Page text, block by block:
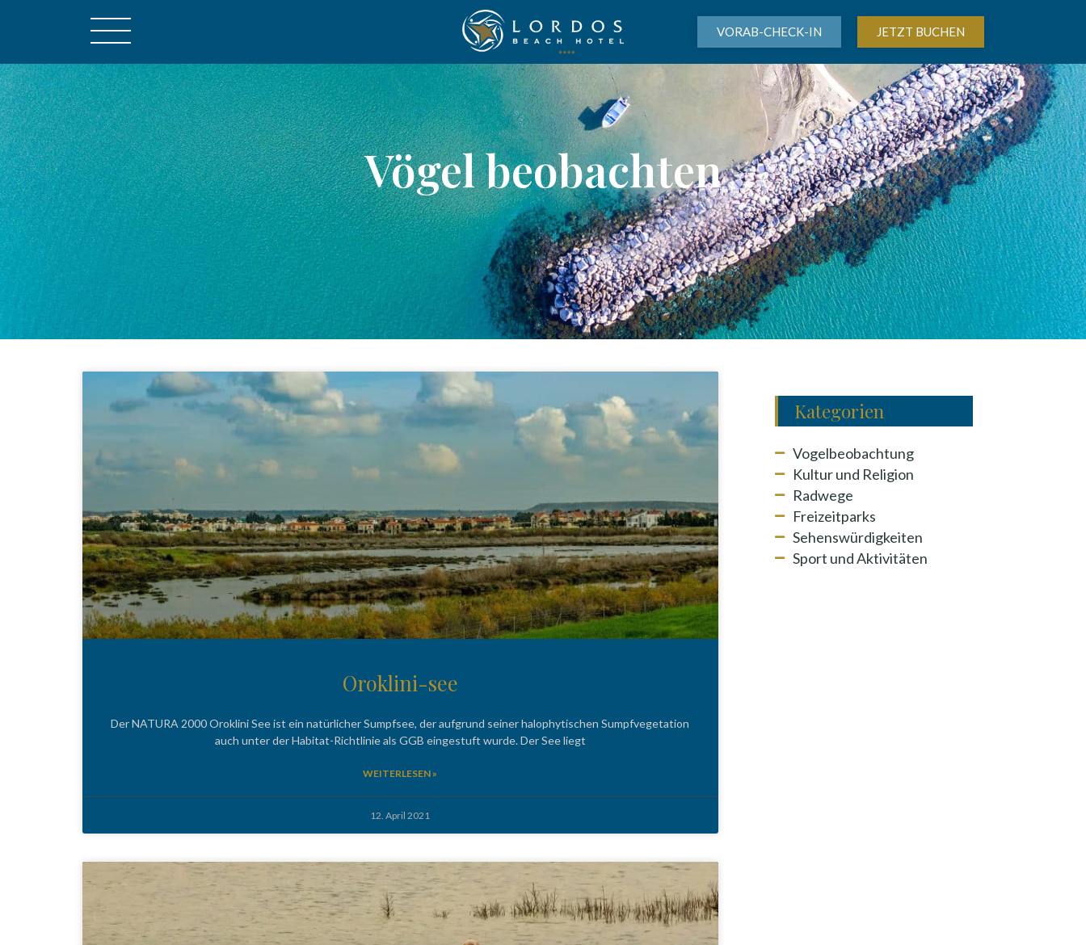
VORAB-CHECK-IN JETZT BUCHEN
Vögel beobachten
Oroklini-see
Der NATURA 2000 Oroklini See ist ein natürlicher Sumpfsee, der aufgrund seiner halophytischen Sumpfvegetation
auch unter der Habitat-Richtlinie als GGB eingestuft wurde. Der See liegt
WEITERLESEN »
12. April 2021
Kategorien
Vogelbeobachtung
Kultur und Religion
Radwege
Freizeitparks
Sehenswürdigkeiten
Sport und Aktivitäten